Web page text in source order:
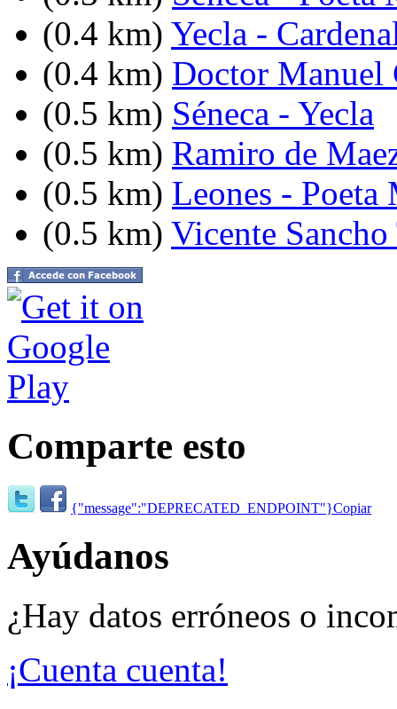
(0.4 km) Yecla -
(0.4 km) Doctor Manuel
(0.5 km) Séneca - Yecla
(0.5 km) Ramiro de
(0.5 km) Leones - Poeta
(0.5 km) Vicente
Comparte esto
{"message":"DEPRECATED_ENDPOINT"}Copiar
Ayúdanos
¿Hay datos erróneos o
¡Cuenta cuenta!